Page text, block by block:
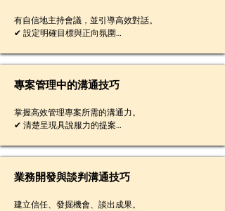
有自信地主持會議，並引導高效對話。
✔ 設定明確目標與正向氛圍
✔ 鼓勵參與、整合不同觀點
專案管理中的溝通技巧
掌握高效管理專案所需的溝通力。
✔ 清楚呈現具說服力的提案
✔ 定期更新專案進度
✔ 呈現具體專案成果報告
業務開發與談判溝通技巧
建立信任、發掘機會、談出成果。